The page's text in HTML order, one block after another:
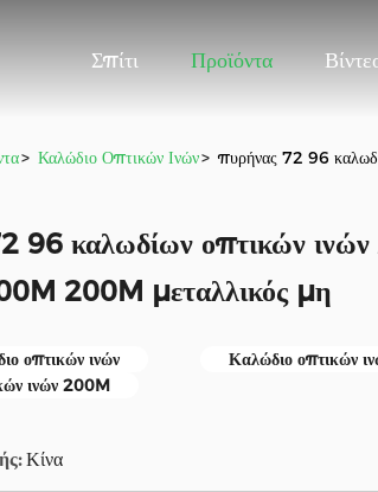
Σπίτι Προϊόντα
> Καλώδιο Οπτικών Ινών> πυρήνας 72 96
96 καλωδίων οπτικών
200M μεταλλικός μη
οπτικών ινών
Καλώδιο οπτικών
ινών 200M
Κίνα